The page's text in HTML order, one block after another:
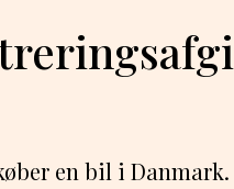
en bil i Danmark.